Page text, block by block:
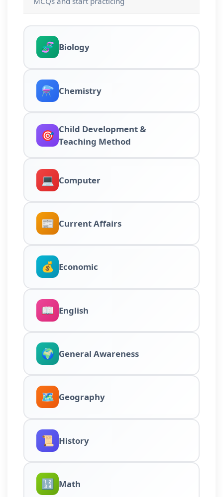
🧬 Biology
⚗️ Chemistry
🎯 Child Development &
Teaching Method
💻 Computer
📰 Current Affairs
💰 Economic
📖 English
🌍 General Awareness
🗺️ Geography
📜 History
🔢 Math